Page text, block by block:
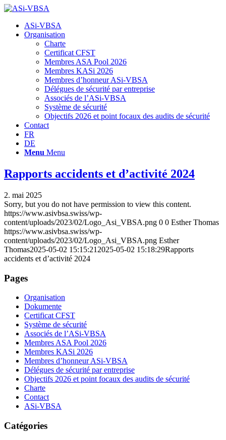
Hauptnavigation
ASi-VBSA
Organisation
Charte
Certificat CFST
Membres ASA Pool 2026
Membres KASi 2026
Membres d’honneur ASi-VBSA
Délégues de sécurité par entreprise
Associés de l’ASi-VBSA
Système de sécurité
Objectifs 2026 et point focaux des audits de sécurité
Contact
FR
DE
Menu Menu
Rapports accidents et d’activité 2024
2. mai 2025
Sorry, but you do not have permission to view this content.
https://www.asivbsa.swiss/wp-
content/uploads/2023/02/Logo_Asi_VBSA.png 0 0 Esther Thomas
https://www.asivbsa.swiss/wp-
content/uploads/2023/02/Logo_Asi_VBSA.png Esther
Thomas2025-05-02 15:15:21 2025-05-02 15:18:29Rapports
accidents et d’activité 2024
Pages
Organisation
Dokumente
Certificat CFST
Système de sécurité
Associés de l’ASi-VBSA
Membres ASA Pool 2026
Membres KASi 2026
Membres d’honneur ASi-VBSA
Délégues de sécurité par entreprise
Objectifs 2026 et point focaux des audits de sécurité
Charte
Contact
ASi-VBSA
Catégories